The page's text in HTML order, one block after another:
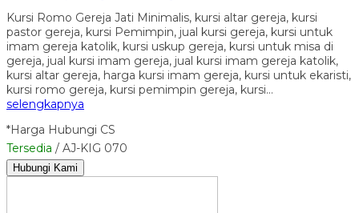
Kursi Romo Gereja Jati Minimalis, kursi altar gereja, kursi
pastor gereja, kursi Pemimpin, jual kursi gereja, kursi untuk
imam gereja katolik, kursi uskup gereja, kursi untuk misa di
gereja, jual kursi imam gereja, jual kursi imam gereja katolik,
kursi altar gereja, harga kursi imam gereja, kursi untuk ekaristi,
kursi romo gereja, kursi pemimpin gereja, kursi…
selengkapnya
*Harga Hubungi CS
Tersedia / AJ-KIG 070
Hubungi Kami